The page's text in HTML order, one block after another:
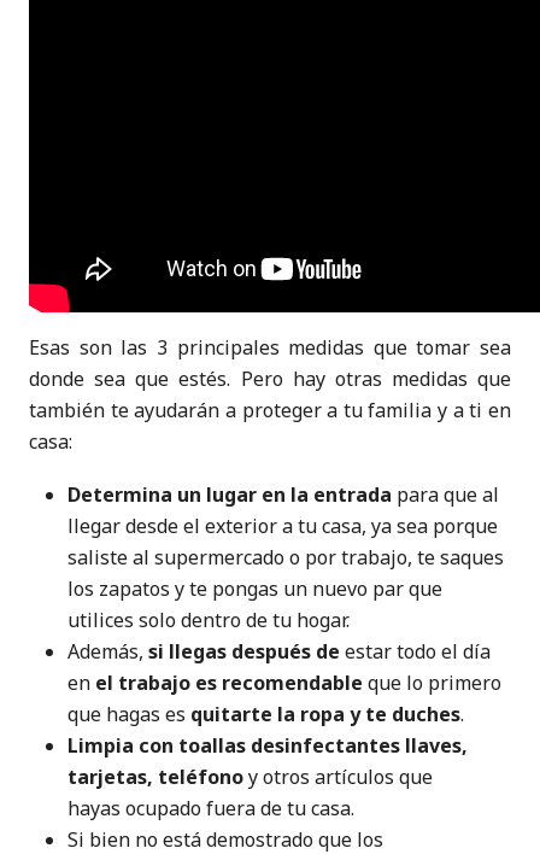
Esas son las 3 principales medidas que tomar sea
donde sea que estés. Pero hay otras medidas que
también te ayudarán a proteger a tu familia y a ti en
casa:
Determina un lugar en la entrada para que al
llegar desde el exterior a tu casa, ya sea porque
saliste al supermercado o por trabajo, te saques
los zapatos y te pongas un nuevo par que
utilices solo dentro de tu hogar.
Además, si llegas después de estar todo el día
en el trabajo es recomendable que lo primero
que hagas es quitarte la ropa y te duches.
Limpia con toallas desinfectantes llaves,
tarjetas, teléfonoy otros artículos que
hayas ocupado fuera de tu casa.
Si bien no está demostrado que los